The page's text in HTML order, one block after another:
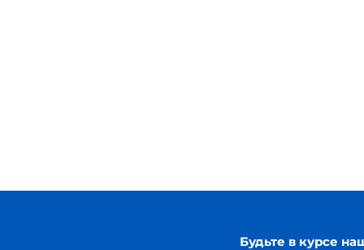
Будьте в курсе